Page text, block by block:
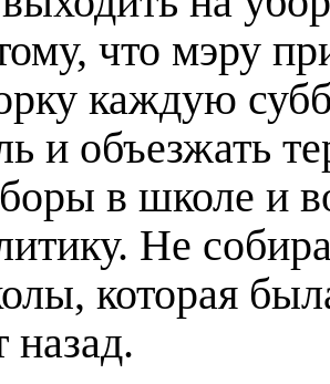
что мэру
каждую
и объезжать
в школе и
Не
которая
назад.